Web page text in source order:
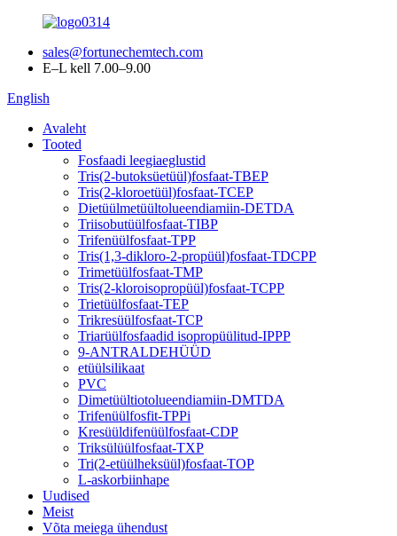
sales@fortunechemtech.com
E–L kell 7.00–9.00
English
Avaleht
Tooted
Fosfaadi leegiaeglustid
Tris(2-butoksüetüül)fosfaat-TBEP
Tris(2-kloroetüül)fosfaat-TCEP
Dietüülmetüültolueendiamiin-DETDA
Triisobutüülfosfaat-TIBP
Trifenüülfosfaat-TPP
Tris(1,3-dikloro-2-propüül)fosfaat-TDCPP
Trimetüülfosfaat-TMP
Tris(2-kloroisopropüül)fosfaat-TCPP
Trietüülfosfaat-TEP
Trikresüülfosfaat-TCP
Triarüülfosfaadid isopropüülitud-IPPP
9-ANTRALDEHÜÜD
etüülsilikaat
PVC
Dimetüültiotolueendiamiin-DMTDA
Trifenüülfosfit-TPPi
Kresüüldifenüülfosfaat-CDP
Triksülüülfosfaat-TXP
Tri(2-etüülheksüül)fosfaat-TOP
L-askorbiinhape
Uudised
Meist
Võta meiega ühendust